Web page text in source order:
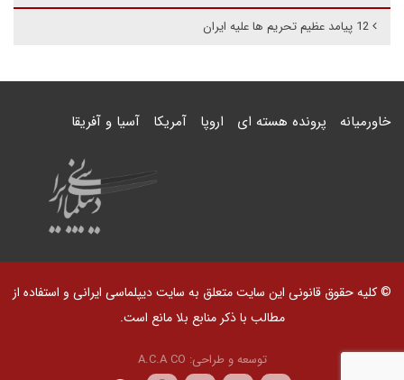
12 پیامد عظیم تحریم ها علیه ایران
خاورمیانه پرونده هسته ای اروپا آمریکا آسیا و آفریقا
© کلیه حقوق قانونی این سایت متعلق به سایت دیپلماسی ایرانی و استفاده از
مطالب با ذکر منابع بلا مانع است.
توسعه و طراحی: A.C.A CO